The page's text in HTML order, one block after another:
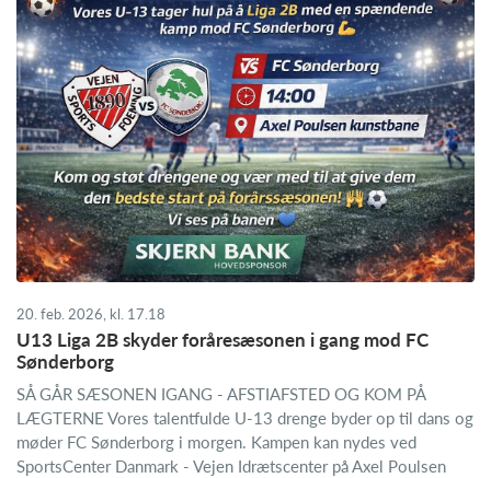
20. feb. 2026, kl. 17.18
U13 Liga 2B skyder foråresæsonen i gang mod FC
Sønderborg
SÅ GÅR SÆSONEN IGANG - AFSTIAFSTED OG KOM PÅ
LÆGTERNE Vores talentfulde U-13 drenge byder op til dans og
møder FC Sønderborg i morgen. Kampen kan nydes ved
SportsCenter Danmark - Vejen Idrætscenter på Axel Poulsen